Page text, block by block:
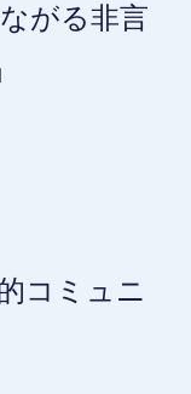
がる非言
コミュニ